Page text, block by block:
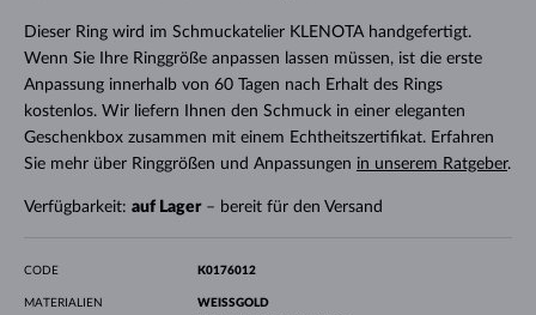
Dieser Ring wird im Schmuckatelier KLENOTA handgefertigt.
Wenn Sie Ihre Ringgröße anpassen lassen müssen, ist die erste
Anpassung innerhalb von 60 Tagen nach Erhalt des Rings
kostenlos. Wir liefern Ihnen den Schmuck in einer eleganten
Geschenkbox zusammen mit einem Echtheitszertifikat. Erfahren
Sie mehr über Ringgrößen und Anpassungen in unserem Ratgeber.
Verfügbarkeit: auf Lager– bereit für den Versand
CODE K0176012
MATERIALIEN
WEISSGOLD